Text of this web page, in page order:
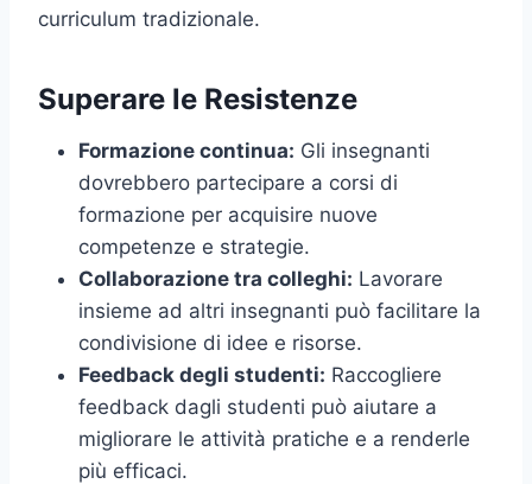
curriculum tradizionale.
Superare le Resistenze
Formazione continua: Gli insegnanti
dovrebbero partecipare a corsi di
formazione per acquisire nuove
competenze e strategie.
Collaborazione tra colleghi: Lavorare
insieme ad altri insegnanti può facilitare la
condivisione di idee e risorse.
Feedback degli studenti: Raccogliere
feedback dagli studenti può aiutare a
migliorare le attività pratiche e a renderle
più efficaci.